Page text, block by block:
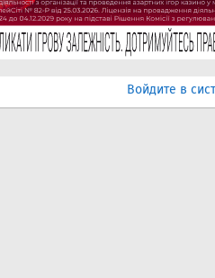
Войдите в